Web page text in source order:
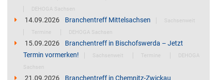
DEHOGA Sachsen
14.09.2026 Branchentreff Mittelsachsen
Sachsenweit
Termine
DEHOGA Sachsen
15.09.2026
Branchentreff in Bischofswerda – Jetzt
Termin vormerken!
Sachsenweit Termine
DEHOGA
Sachsen
21.09.2026 Branchentreff in Chemnitz-Zwickau